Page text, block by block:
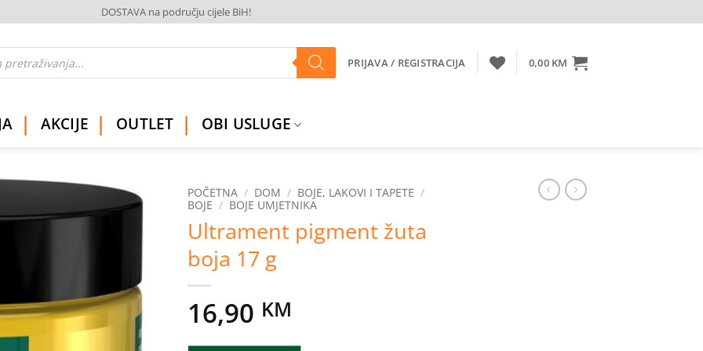
DOSTAVA na području cijele BiH!
PRIJAVA / REGISTRACIJA 0,00 KM
AKCIJE OUTLET OBI USLUGE
POČETNA / DOM / BOJE, LAKOVI I TAPETE /
BOJE / BOJE UMJETNIKA
Ultrament pigment žuta
boja 17 g
16,90 KM